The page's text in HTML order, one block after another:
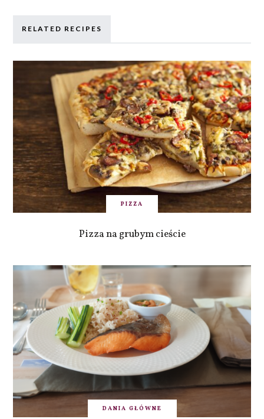
RELATED RECIPES
PIZZA
Pizza na grubym cieście
DANIA GŁÓWNE